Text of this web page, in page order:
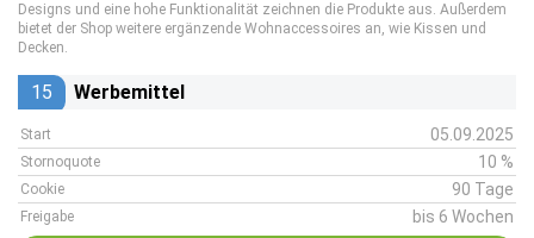
Designs und eine hohe Funktionalität zeichnen die Produkte aus. Außerdem
bietet der Shop weitere ergänzende Wohnaccessoires an, wie Kissen und
Decken.
15 Werbemittel
Start 05.09.2025
Stornoquote 10 %
Cookie 90 Tage
Freigabe bis 6 Wochen